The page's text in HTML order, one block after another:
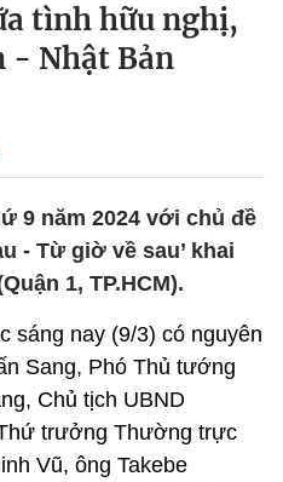
tình hữu nghị,
- Nhật Bản
9 năm 2024 với chủ đề
- Từ giờ về sau’ khai
1, TP.HCM).
sáng nay (9/3) có nguyên
Sang, Phó Thủ tướng
Chủ tịch UBND
trưởng Thường trực
Vũ, ông Takebe